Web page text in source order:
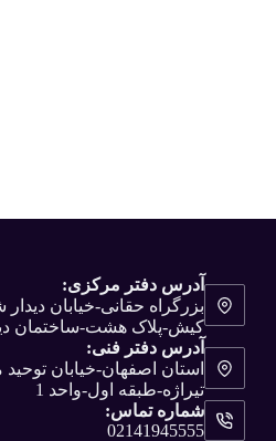
آدرس دفتر مرکزی:
بزرگراه حقانی-خیابان
کیش-پلاک هشت-ساختمان
آدرس دفتر فنی:
استان اصفهان-خیابان
تیراژه-طبقه اول-واحد 1
شماره تماس:
02141945555